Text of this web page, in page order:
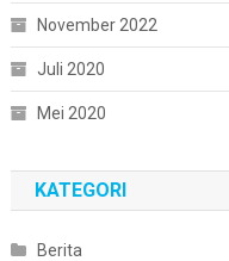
November 2022
Juli 2020
Mei 2020
KATEGORI
Berita